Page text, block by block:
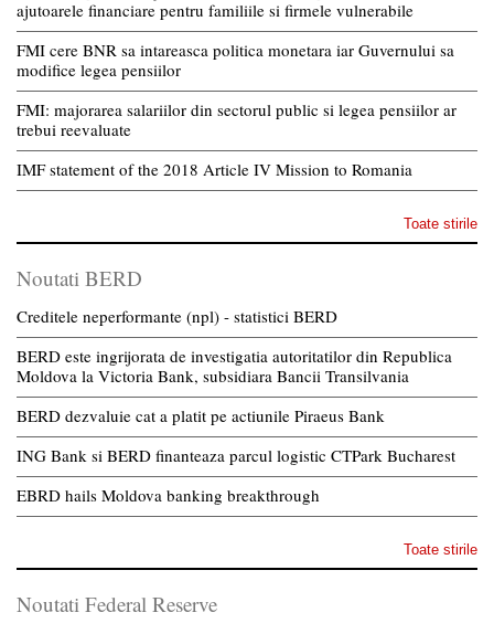
ajutoarele financiare pentru familiile si firmele vulnerabile
FMI cere BNR sa intareasca politica monetara iar Guvernului sa
modifice legea pensiilor
FMI: majorarea salariilor din sectorul public si legea pensiilor ar
trebui reevaluate
IMF statement of the 2018 Article IV Mission to Romania
Toate stirile
Noutati BERD
Creditele neperformante (npl) - statistici BERD
BERD este ingrijorata de investigatia autoritatilor din Republica
Moldova la Victoria Bank, subsidiara Bancii Transilvania
BERD dezvaluie cat a platit pe actiunile Piraeus Bank
ING Bank si BERD finanteaza parcul logistic CTPark Bucharest
EBRD hails Moldova banking breakthrough
Toate stirile
Noutati Federal Reserve